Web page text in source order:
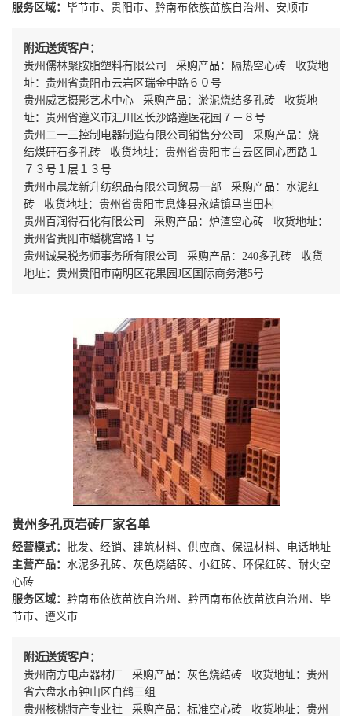
服务区域： 毕节市、贵阳市、黔南布依族苗族自治州、安顺市
附近送货客户：
贵州儒林聚胺脂塑料有限公司 采购产品：隔热空心砖 收货地
址：贵州省贵阳市云岩区瑞金中路６０号
贵州威艺摄影艺术中心 采购产品：淤泥烧结多孔砖 收货地
址：贵州省遵义市汇川区长沙路遵医花园７－８号
贵州二一三控制电器制造有限公司销售分公司 采购产品：烧
结煤矸石多孔砖 收货地址：贵州省贵阳市白云区同心西路１
７３号１层１３号
贵州市晨龙新升纺织品有限公司贸易一部 采购产品：水泥红
砖 收货地址：贵州省贵阳市息烽县永靖镇马当田村
贵州百润得石化有限公司 采购产品：炉渣空心砖 收货地址：
贵州省贵阳市蟠桃宫路１号
贵州诚昊税务师事务所有限公司 采购产品：240多孔砖 收货
地址：贵州贵阳市南明区花果园J区国际商务港5号
贵州多孔页岩砖厂家名单
经营模式： 批发、经销、建筑材料、供应商、保温材料、电话地址
主营产品： 水泥多孔砖、灰色烧结砖、小红砖、环保红砖、耐火空
心砖
服务区域： 黔南布依族苗族自治州、黔西南布依族苗族自治州、毕
节市、遵义市
附近送货客户：
贵州南方电声器材厂 采购产品：灰色烧结砖 收货地址：贵州
省六盘水市钟山区白鹤三组
贵州核桃特产专业社 采购产品：标准空心砖 收货地址：贵州